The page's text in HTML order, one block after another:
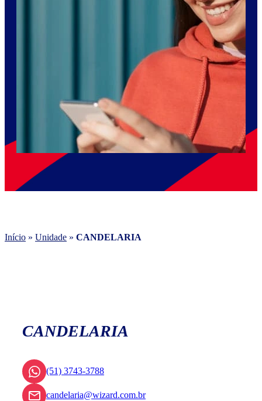
Início » Unidade » CANDELARIA
CANDELARIA
(51) 3743-3788
candelaria@wizard.com.br